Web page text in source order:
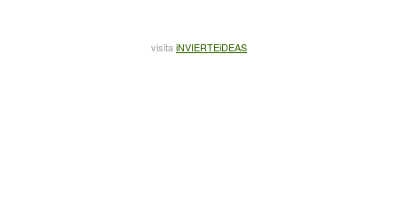
visita iNVIERTEiDEAS